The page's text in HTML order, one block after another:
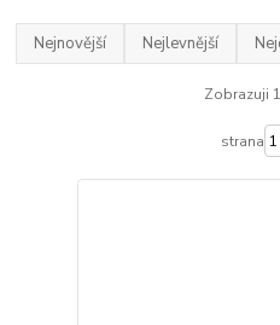
Nejnovější Nejlevnější
Zobrazuji
strana